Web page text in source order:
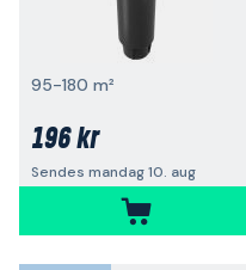
95-180 m²
196 kr
Sendes mandag 10. aug